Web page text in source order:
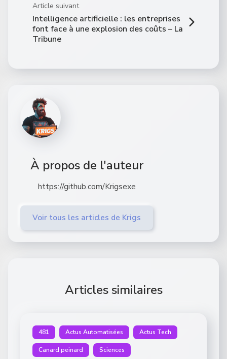
Article suivant
Intelligence artificielle : les entreprises
font face à une explosion des coûts – La
Tribune
À propos de l'auteur
https://github.com/Krigsexe
Voir tous les articles de Krigs
Articles similaires
481 Actus Automatisées Actus Tech
Canard peinard Sciences